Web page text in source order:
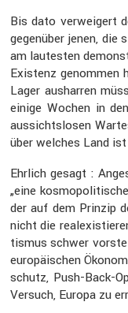
Bis dato verwei­gert
gegen­über jenen, die
am lautesten
Existenz genommen
Lager ausharren
einige Wochen in
aussichts­losen
über welches Land
Ehrlich gesagt :
„eine
der auf dem Prinzip
nicht die
tismus schwer
europäi­schen
schutz, Push-Back-
Versuch, Europa zu